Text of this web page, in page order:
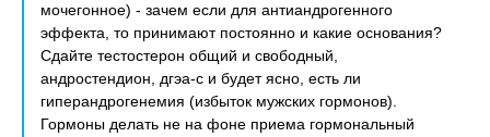
мочегонное) - зачем если для антиандрогенного
эффекта, то принимают постоянно и какие основания?
Сдайте тестостерон общий и свободный,
андростендион, дгэа-с и будет ясно, есть ли
гиперандрогенемия (избыток мужских гормонов).
Гормоны делать не на фоне приема гормональный